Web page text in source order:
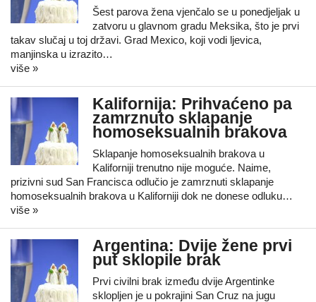
Šest parova žena vjenčalo se u ponedjeljak u
zatvoru u glavnom gradu Meksika, što je prvi
takav slučaj u toj državi. Grad Mexico, koji vodi ljevica,
manjinska u izrazito…
više »
Kalifornija: Prihvaćeno pa
zamrznuto sklapanje
homoseksualnih brakova
Sklapanje homoseksualnih brakova u
Kaliforniji trenutno nije moguće. Naime,
prizivni sud San Francisca odlučio je zamrznuti sklapanje
homoseksualnih brakova u Kaliforniji dok ne donese odluku…
više »
Argentina: Dvije žene prvi
put sklopile brak
Prvi civilni brak između dvije Argentinke
sklopljen je u pokrajini San Cruz na jugu